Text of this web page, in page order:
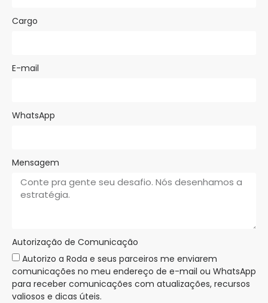
Cargo
E-mail
WhatsApp
Mensagem
Autorização de Comunicação
Autorizo a Roda e seus parceiros me enviarem
comunicações no meu endereço de e-mail ou WhatsApp
para receber comunicações com atualizações, recursos
valiosos e dicas úteis.